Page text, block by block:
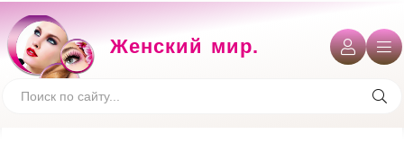
Женский мир.